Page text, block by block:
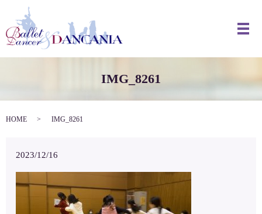
メ
IMG_8261
HOME IMG_8261
2023/12/16